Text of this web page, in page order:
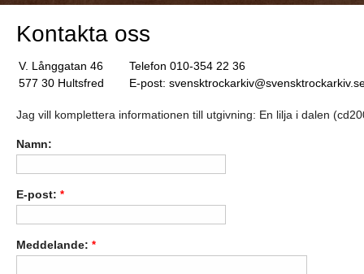
Kontakta oss
V. Långgatan 46
577 30 Hultsfred
Telefon 010-354 22 36
E-post:
Jag vill komplettera informationen till utgivning: En lilja i dalen
Namn:
E-post: *
Meddelande: *